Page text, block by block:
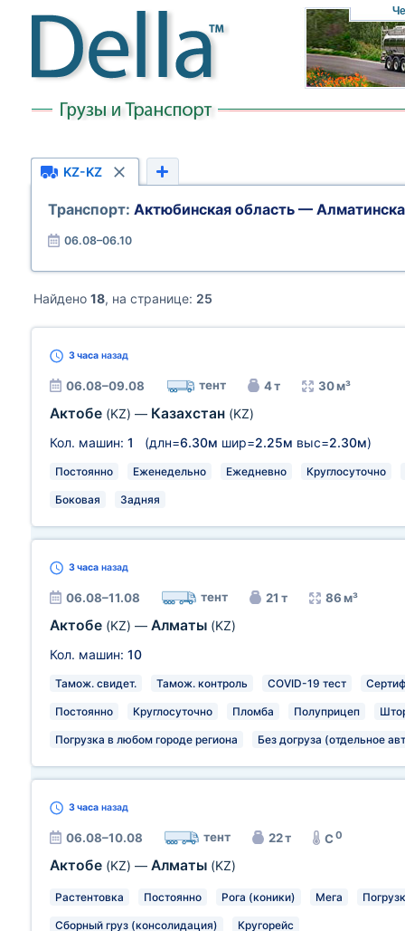
KZ-KZ
Транспорт: Актюбинская область —
06.08–06.10
Найдено 18, на странице: 25
3 часа назад
06.08–09.08 тент 4 т 30 м³
Актобе (KZ) — Казахстан (KZ)
Кол. машин: 1 (длн=6.30м шир=2.25м выс=2.30м)
Постоянно Еженедельно Ежедневно Круглосуточно
Боковая Задняя
3 часа назад
06.08–11.08 тент 21 т 86 м³
Актобе (KZ) — Алматы (KZ)
Кол. машин: 10
Тамож. свидет. Тамож. контроль COVID-19 тест
Постоянно Круглосуточно Пломба Полуприцеп
Погрузка в любом городе региона Без догруза (отдельное
3 часа назад
06.08–10.08 тент 22 т C0
Актобе (KZ) — Алматы (KZ)
Растентовка Постоянно Рога (коники) Мега
Сборный груз (консолидация) Кругорейс